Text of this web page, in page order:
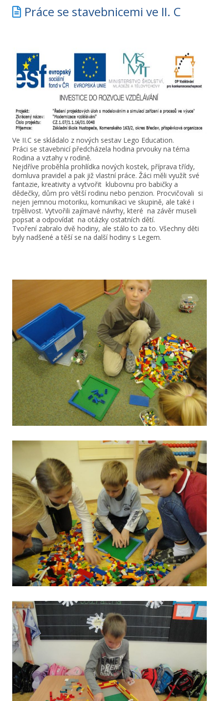
Práce se stavebnicemi ve II. C
Ve II.C se skládalo z nových sestav Lego Education.
Práci se stavebnicí předcházela hodina prvouky na téma
Rodina a vztahy v rodině.
Nejdříve proběhla prohlídka nových kostek, příprava třídy,
domluva pravidel a pak již vlastní práce. Žáci měli využít své
fantazie, kreativity a vytvořit klubovnu pro babičky a
dědečky, dům pro větší rodinu nebo penzion. Procvičovali si
nejen jemnou motoriku, komunikaci ve skupině, ale také i
trpělivost. Vytvořili zajímavé návrhy, které na závěr museli
popsat a odpovídat na otázky ostatních dětí.
Tvoření zabralo dvě hodiny, ale stálo to za to. Všechny děti
byly nadšené a těší se na další hodiny s Legem.